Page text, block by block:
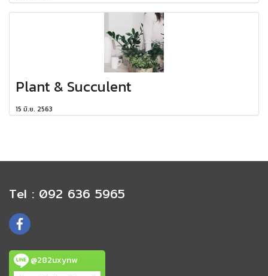
Plant & Succulent
15 มิ.ย. 2563
Tel : 092 636 5965
@282uxynw